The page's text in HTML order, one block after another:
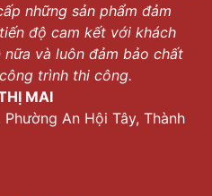
những sản phẩm đảm
độ cam kết với khách
nữa và luôn đảm bảo chất
trình thi công.
MAI
Phường An Hội Tây, Thành